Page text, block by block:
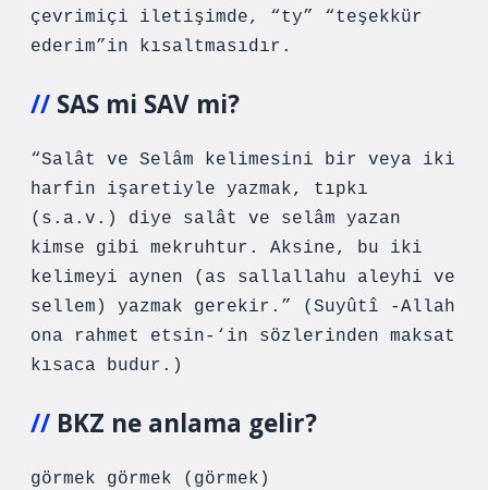
çevrimiçi iletişimde, “ty” “teşekkür
ederim”in kısaltmasıdır.
SAS mi SAV mi?
“Salât ve Selâm kelimesini bir veya iki
harfin işaretiyle yazmak, tıpkı
(s.a.v.) diye salât ve selâm yazan
kimse gibi mekruhtur. Aksine, bu iki
kelimeyi aynen (as sallallahu aleyhi ve
sellem) yazmak gerekir.” (Suyûtî -Allah
ona rahmet etsin-‘in sözlerinden maksat
kısaca budur.)
BKZ ne anlama gelir?
görmek görmek (görmek)